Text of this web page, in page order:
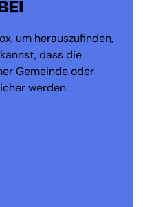
um herauszufinden,
dass die
Gemeinde oder
werden.